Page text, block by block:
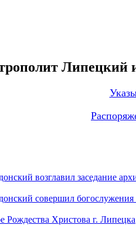
Липецкий
возглавил заседание
совершил
Рождества Христова г. Липецка